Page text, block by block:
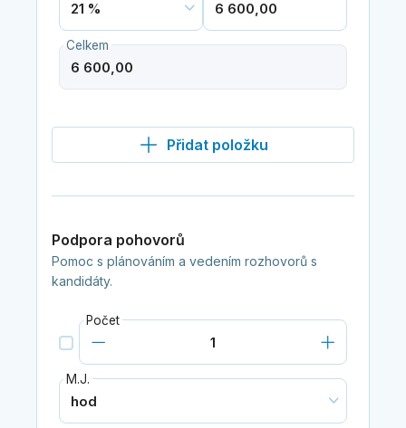
Celkem
Přidat položku
Podpora pohovorů
Pomoc s plánováním a vedením rozhovorů s
kandidáty.
Počet
M.J.